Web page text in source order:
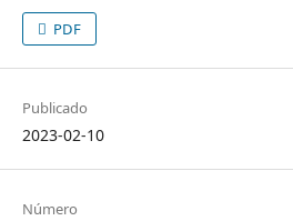
PDF
Publicado
2023-02-10
Número